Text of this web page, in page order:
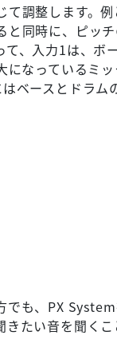
調整します。
と同時に、ピッ
、入力1は、ボ
になっているミ
ベースとドラム
でも、PX
たい音を聞くこ